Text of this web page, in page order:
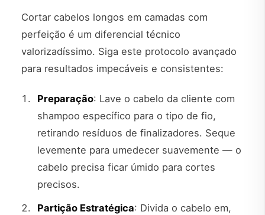
Cortar cabelos longos em camadas com
perfeição é um diferencial técnico
valorizadíssimo. Siga este protocolo avançado
para resultados impecáveis e consistentes:
Preparação: Lave o cabelo da cliente com
shampoo específico para o tipo de fio,
retirando resíduos de finalizadores. Seque
levemente para umedecer suavemente — o
cabelo precisa ficar úmido para cortes
precisos.
Partição Estratégica: Divida o cabelo em,